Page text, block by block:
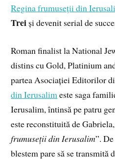
Regina frumuseții din
Trei și devenit serial de
Roman finalist la National
distins cu Gold, Platinium
partea Asociației Editorilor
din Ierusalimeste saga
Ierusalim, întinsă pe patru
este reconstituită de
frumuseții din Ierusalim”.
blestem pare să se transmită